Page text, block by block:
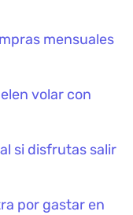
mensuales
volar con
si disfrutas salir
por gastar en